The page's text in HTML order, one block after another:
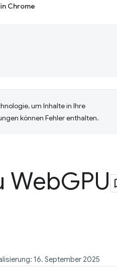
Chrome
um Inhalte in Ihre
können Fehler enthalten.
WebGPU
16. September 2025